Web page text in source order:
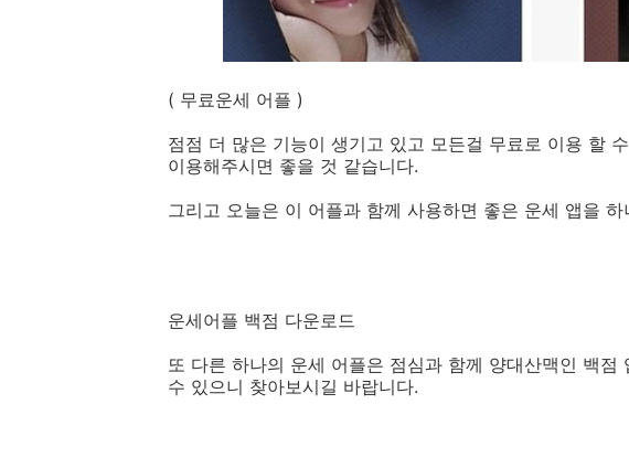
( 무료운세 어플 )
점점 더 많은 기능이 생기고 있고 모든걸 무료로 이용 할
이용해주시면 좋을 것 같습니다.
그리고 오늘은 이 어플과 함께 사용하면 좋은 운세 앱을
운세어플 백점 다운로드
또 다른 하나의 운세 어플은 점심과 함께 양대산맥인 백점
수 있으니 찾아보시길 바랍니다.